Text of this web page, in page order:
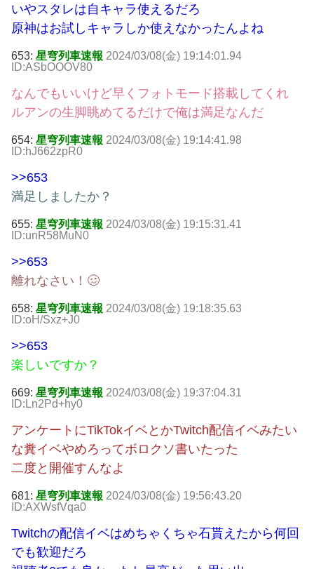
いやスタレは自キャラ使えるだろ
原神はお試しキャラしか使えなかったんよね
653: 星穹列車速報 2024/03/08(金) 19:14:01.94
ID:ASbOOOV80
なんでもいいけど早くフォトモード搭載してくれ
ルアンの生脚眺めてるだけで俺は満足なんだ
654: 星穹列車速報 2024/03/08(金) 19:14:41.98
ID:hJ662zpR0
>>653
満足しましたか？
655: 星穹列車速報 2024/03/08(金) 19:15:31.41
ID:unR58MuN0
>>653
離れなさい！🥴
658: 星穹列車速報 2024/03/08(金) 19:18:35.63
ID:oH/Sxz+J0
>>653
楽しいですか？
669: 星穹列車速報 2024/03/08(金) 19:37:04.31
ID:Ln2Pd+hy0
アンケートにTikTokイベとかTwitch配信イベみたい
な糞イベやめろってボロクソ書いたった
二度と開催すんなよ
681: 星穹列車速報 2024/03/08(金) 19:56:43.20
ID:AXWsfVqa0
Twitchの配信イベはめちゃくちゃ石貰えたから何回
でも歓迎だろ